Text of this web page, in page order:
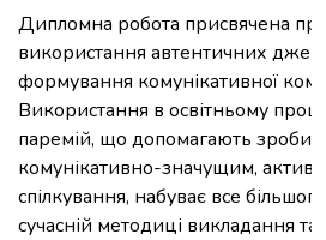
Дипломна робота присвячена
використання автентичних
формування комунікативної
Використання в освітньому
паремій, що допомагають
комунікативно-значущим,
спілкування, набуває все
сучасній методиці викладання та